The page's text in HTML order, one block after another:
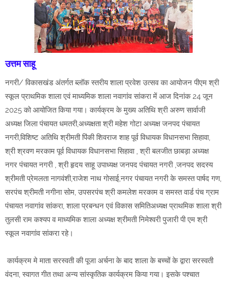
उत्तम साहू
नगरी/ विकासखंड अंतर्गत ब्लॉक स्तरीय शाला प्रवेश उत्सव का आयोजन पीएम श्री
स्कूल प्राथमिक शाला एवं माध्यमिक शाला नवागांव सांकरा में आज दिनांक 24 जून
2025 को आयोजित किया गया। कार्यक्रम के मुख्य अतिथि श्री अरुण सार्वाजी
अध्यक्ष जिला पंचायत धमतरी,अध्यक्षता श्री महेश गोटा अध्यक्ष जनपद पंचायत
नगरी,विशिष्ट अतिथि श्रीमती पिंकी शिवराज शाह पूर्व विधायक विधानसभा सिहावा,
श्री श्रवण मरकाम पूर्व विधायक विधानसभा सिहावा , श्री बलजीत छाबड़ा अध्यक्ष
नगर पंचायत नगरी , श्री हृदय साहू उपाध्यक्ष जनपद पंचायत नगरी ,जनपद सदस्य
श्रीमती प्रेमलता नागवंशी,राजेश नाथ गोसाई,नगर पंचायत नगरी के समस्त पार्षद गण,
सरपंच श्रीमती नगीना सोम, उपसरपंच श्री कमलेश मरकाम व समस्त वार्ड पंच ग्राम
पंचायत नवागांव सांकरा, शाला प्रबन्धन एवं विकास समितिअध्यक्ष प्राथमिक शाला श्री
तुलसी राम कश्यप व माध्यमिक शाला अध्यक्ष श्रीमती निमेश्वरी पुजारी पी एम श्री
स्कूल नवागांव सांकरा रहे।
कार्यक्रम मे माता सरस्वती की पूजा अर्चना के बाद शाला के बच्चों के द्वारा सरस्वती
वंदना, स्वागत गीत तथा अन्य सांस्कृतिक कार्यक्रम किया गया। इसके पश्चात